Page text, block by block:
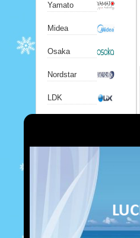
Yamato
Midea
Osaka
Nordstar
LDK
Hitachi
LG